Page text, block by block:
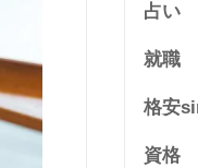
占い
就職
格安
資格